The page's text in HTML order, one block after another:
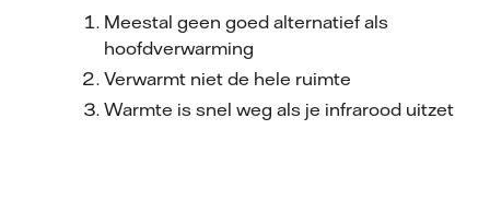
Meestal geen goed alternatief als
hoofdverwarming
Verwarmt niet de hele ruimte
Warmte is snel weg als je infrarood uitzet